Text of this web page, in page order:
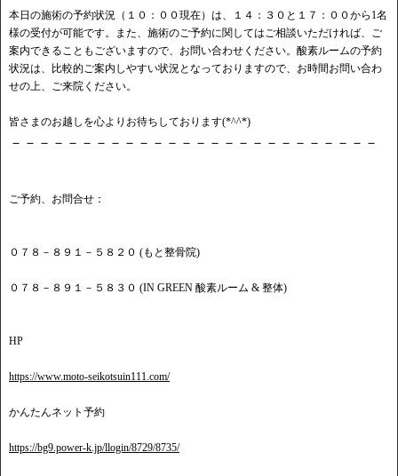
本日の施術の予約状況（１０：００現在）は、１４：３０と１７：００から1名
様の受付が可能です。また、施術のご予約に関してはご相談いただければ、ご
案内できることもございますので、お問い合わせください。酸素ルームの予約
状況は、比較的ご案内しやすい状況となっておりますので、お時間お問い合わ
せの上、ご来院ください。
皆さまのお越しを心よりお待ちしております(*^^*)
－－－－－－－－－－－－－－－－－－－－－－－－－－
ご予約、お問合せ：
０７８－８９１－５８２０ (もと整骨院)
０７８－８９１－５８３０ (IN GREEN 酸素ルーム & 整体)
HP
https://www.moto-seikotsuin111.com/
かんたんネット予約
https://bg9.power-k.jp/llogin/8729/8735/